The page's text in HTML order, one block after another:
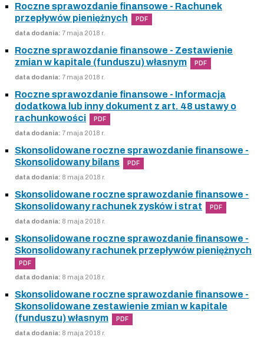
Roczne sprawozdanie finansowe - Rachunek
przepływów pieniężnych
PDF
data dodania: 7 maja 2018 r.
Roczne sprawozdanie finansowe - Zestawienie
zmian w kapitale (funduszu) własnym
PDF
data dodania: 7 maja 2018 r.
Roczne sprawozdanie finansowe - Informacja
dodatkowa lub inny dokument z art. 48 ustawy o
rachunkowości
PDF
data dodania: 7 maja 2018 r.
Skonsolidowane roczne sprawozdanie finansowe -
Skonsolidowany bilans
PDF
data dodania: 8 maja 2018 r.
Skonsolidowane roczne sprawozdanie finansowe -
Skonsolidowany rachunek zysków i strat
PDF
data dodania: 8 maja 2018 r.
Skonsolidowane roczne sprawozdanie finansowe -
Skonsolidowany rachunek przepływów pieniężnych
PDF
data dodania: 8 maja 2018 r.
Skonsolidowane roczne sprawozdanie finansowe -
Skonsolidowane zestawienie zmian w kapitale
(funduszu) własnym
PDF
data dodania: 8 maja 2018 r.